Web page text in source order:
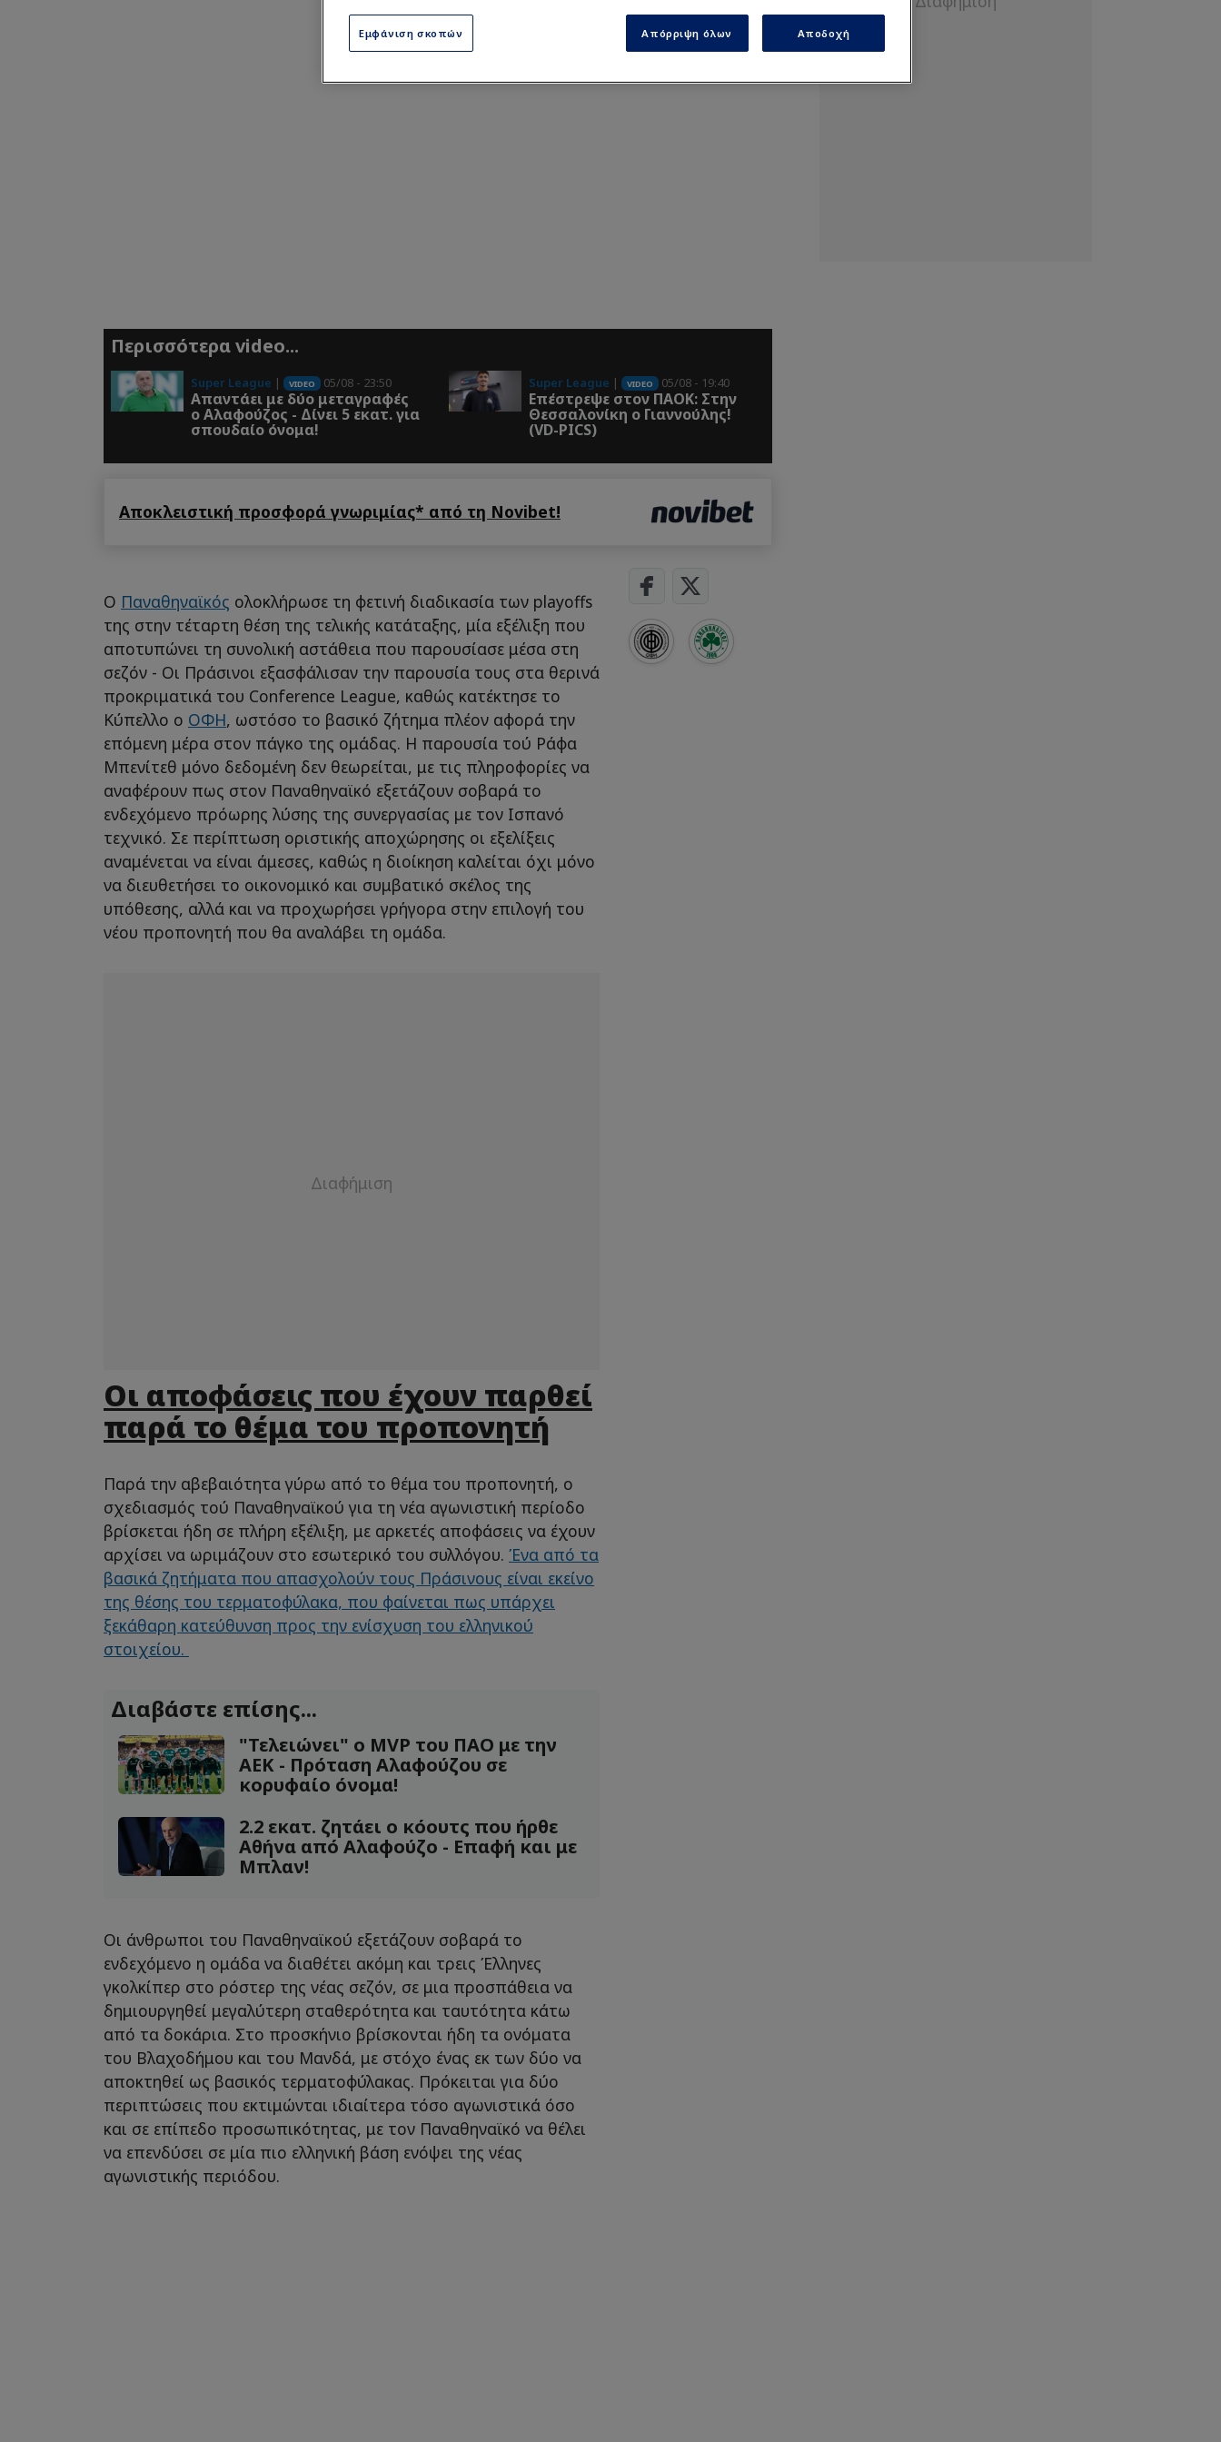
Περισσότερα video...
Super League | VIDEO 05/08 - 23:50
Απαντάει με δύο μεταγραφές
ο Αλαφούζος - Δίνει 5 εκατ. για
σπουδαίο όνομα!
Super League | VIDEO 05/08 - 19:40
Επέστρεψε στον ΠΑOK: Στην
Θεσσαλονίκη ο Γιαννούλης!
(VD-PICS)
Αποκλειστική προσφορά γνωριμίας* από τη Novibet!
Ο Παναθηναϊκός ολοκλήρωσε τη φετινή διαδικασία των playoffs
της στην τέταρτη θέση της τελικής κατάταξης, μία εξέλιξη που
αποτυπώνει τη συνολική αστάθεια που παρουσίασε μέσα στη
σεζόν - Οι Πράσινοι εξασφάλισαν την παρουσία τους στα θερινά
προκριματικά του Conference League, καθώς κατέκτησε το
Κύπελλο ο ΟΦΗ, ωστόσο το βασικό ζήτημα πλέον αφορά την
επόμενη μέρα στον πάγκο της ομάδας. Η παρουσία τού Ράφα
Μπενίτεθ μόνο δεδομένη δεν θεωρείται, με τις πληροφορίες να
αναφέρουν πως στον Παναθηναϊκό εξετάζουν σοβαρά το
ενδεχόμενο πρόωρης λύσης της συνεργασίας με τον Ισπανό
τεχνικό. Σε περίπτωση οριστικής αποχώρησης οι εξελίξεις
αναμένεται να είναι άμεσες, καθώς η διοίκηση καλείται όχι μόνο
να διευθετήσει το οικονομικό και συμβατικό σκέλος της
υπόθεσης, αλλά και να προχωρήσει γρήγορα στην επιλογή του
νέου προπονητή που θα αναλάβει τη ομάδα.
Οι αποφάσεις που έχουν παρθεί
παρά το θέμα του προπονητή
Παρά την αβεβαιότητα γύρω από το θέμα του προπονητή, ο
σχεδιασμός τού Παναθηναϊκού για τη νέα αγωνιστική περίοδο
βρίσκεται ήδη σε πλήρη εξέλιξη, με αρκετές αποφάσεις να έχουν
αρχίσει να ωριμάζουν στο εσωτερικό του συλλόγου. Ένα από τα
βασικά ζητήματα που απασχολούν τους Πράσινους είναι εκείνο
της θέσης του τερματοφύλακα, που φαίνεται πως υπάρχει
ξεκάθαρη κατεύθυνση προς την ενίσχυση του ελληνικού
στοιχείου.
Διαβάστε επίσης...
"Τελειώνει" ο MVP του ΠΑΟ με την
ΑΕΚ - Πρόταση Αλαφούζου σε
κορυφαίο όνομα!
2.2 εκατ. ζητάει ο κόουτς που ήρθε
Αθήνα από Αλαφούζο - Επαφή και με
Μπλαν!
Οι άνθρωποι του Παναθηναϊκού εξετάζουν σοβαρά το
ενδεχόμενο η ομάδα να διαθέτει ακόμη και τρεις Έλληνες
γκολκίπερ στο ρόστερ της νέας σεζόν, σε μια προσπάθεια να
δημιουργηθεί μεγαλύτερη σταθερότητα και ταυτότητα κάτω
από τα δοκάρια. Στο προσκήνιο βρίσκονται ήδη τα ονόματα
του Βλαχοδήμου και του Μανδά, με στόχο ένας εκ των δύο να
αποκτηθεί ως βασικός τερματοφύλακας. Πρόκειται για δύο
περιπτώσεις που εκτιμώνται ιδιαίτερα τόσο αγωνιστικά όσο
και σε επίπεδο προσωπικότητας, με τον Παναθηναϊκό να θέλει
να επενδύσει σε μία πιο ελληνική βάση ενόψει της νέας
αγωνιστικής περιόδου.
Εμφάνιση σκοπών Απόρριψη όλων Αποδοχή